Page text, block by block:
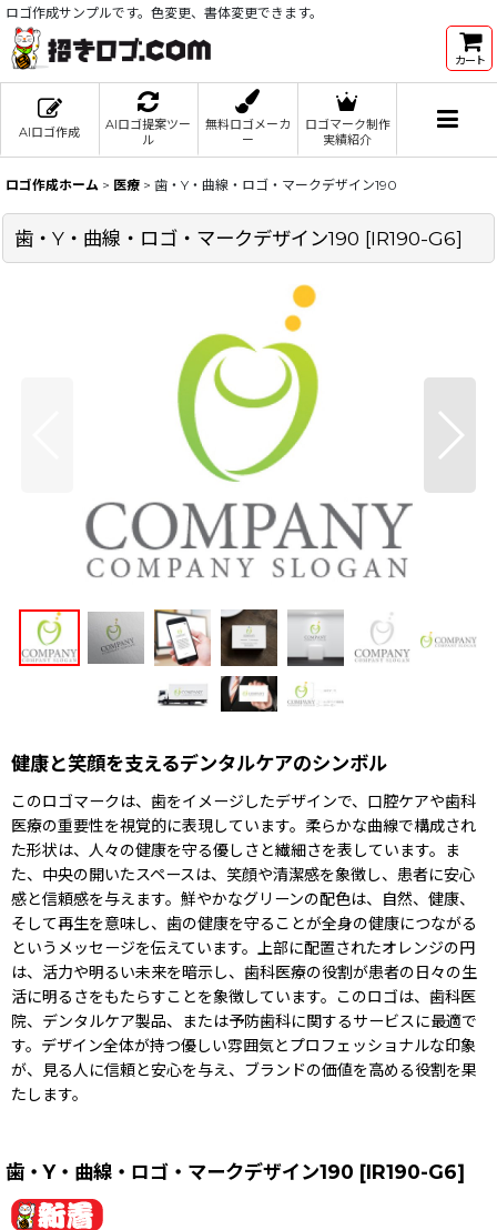
ロゴ作成サンプルです。色変更、書体変更できます。
カート
AIロゴ作成
AIロゴ提案ツー
ル
無料ロゴメーカ
ー
ロゴマーク制作
実績紹介
ロゴ作成ホーム > 医療 > 歯・Y・曲線・ロゴ・マークデザイン190
歯・Y・曲線・ロゴ・マークデザイン190 [IR190-G6]
健康と笑顔を支えるデンタルケアのシンボル
このロゴマークは、歯をイメージしたデザインで、口腔ケアや歯科
医療の重要性を視覚的に表現しています。柔らかな曲線で構成され
た形状は、人々の健康を守る優しさと繊細さを表しています。ま
た、中央の開いたスペースは、笑顔や清潔感を象徴し、患者に安心
感と信頼感を与えます。鮮やかなグリーンの配色は、自然、健康、
そして再生を意味し、歯の健康を守ることが全身の健康につながる
というメッセージを伝えています。上部に配置されたオレンジの円
は、活力や明るい未来を暗示し、歯科医療の役割が患者の日々の生
活に明るさをもたらすことを象徴しています。このロゴは、歯科医
院、デンタルケア製品、または予防歯科に関するサービスに最適で
す。デザイン全体が持つ優しい雰囲気とプロフェッショナルな印象
が、見る人に信頼と安心を与え、ブランドの価値を高める役割を果
たします。
歯・Y・曲線・ロゴ・マークデザイン190 [IR190-G6]